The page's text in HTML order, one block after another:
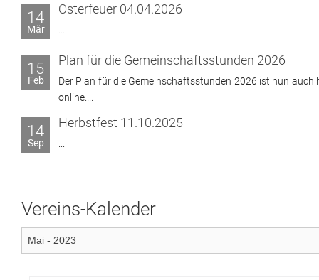
14
Mär
Osterfeuer 04.04.2026
15
Feb
Plan für die Gemeinschaftsstunden 2026
Der Plan für die Gemeinschaftsstunden 2026 ist nun auch
online....
14
Sep
Herbstfest 11.10.2025
Vereins-Kalender